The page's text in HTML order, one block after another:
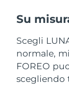
Su
Scegli
normale,
FOREO
scegliendo